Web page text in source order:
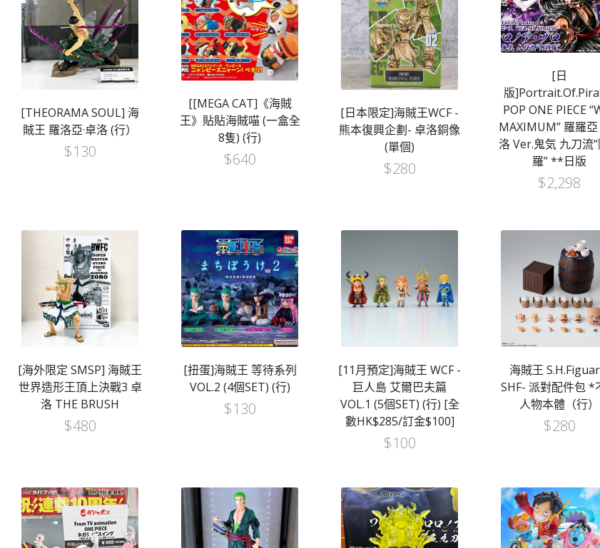
[THEORAMA SOUL] 海
賊王 羅洛亞·卓洛 (行）
$130
[[MEGA CAT]《海賊
王》貼貼海賊喵 (一盒全
8隻) (行)
$640
[日本限定]海賊王WCF -
熊本復興企劃- 卓洛銅像
(單個)
$280
[日
版
POP ONE PIECE
MAXIMUM” 羅羅
洛 Ver.鬼気 九刀流
羅” **日版
$2,298
[海外限定 SMSP] 海賊王
世界造形王頂上決戰3 卓
洛 THE BRUSH
$480
[扭蛋]海賊王 等待系列
VOL.2 (4個SET) (行)
$130
[11月預定]海賊王 WCF -
巨人島 艾爾巴夫篇
VOL.1 (5個SET) (行) [全
數HK$285/訂金$100]
$100
海賊王
SHF- 派對配件包 *
人物本體（行）
$280